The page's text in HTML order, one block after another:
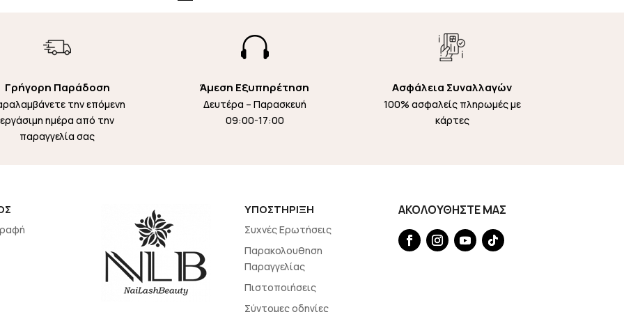
Γρήγορη Παράδοση
την επόμενη
εργάσιμη ημέρα από την
παραγγελία σας

Άμεση Εξυπηρέτηση
Δευτέρα – Παρασκευή
09:00-17:00
Ασφάλεια Συναλλαγών
100% ασφαλείς πληρωμές με
κάρτες
ΥΠΟΣΤΗΡΙΞΗ
Συχνές Ερωτήσεις
Παρακολουθηση
Παραγγελίας
Πιστοποιήσεις
Σύντομες οδηγίες
ΑΚΟΛΟΥΘΗΣΤΕ ΜΑΣ